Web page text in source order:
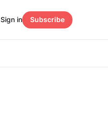
Sign in Subscribe